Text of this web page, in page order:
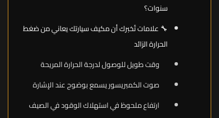
سنوات؟
🔧 علامات تُخبرك أن مكيف سيارتك يعاني من ضغط
الحرارة الزائد
وقت طويل للوصول لدرجة الحرارة المريحة
صوت الكمبريسور يسمع بوضوح عند الإشارة
ارتفاع ملحوظ في استهلاك الوقود في الصيف